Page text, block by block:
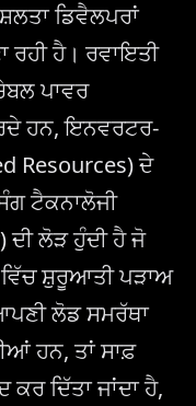
ਡਿਵੈਲਪਰਾਂ
ਹੈ। ਰਵਾਇਤੀ
ਪਾਵਰ
ਹਨ, ਇਨਵਰਟਰ-
Resources) ਦੇ
ਟੈਕਨਾਲੋਜੀ
ਦੀ ਲੋੜ ਹੁੰਦੀ ਹੈ ਜੋ
ਸ਼ੁਰੂਆਤੀ ਪੜਾਅ
ਲੋਡ ਸਮਰੱਥਾ
ਹਨ, ਤਾਂ ਸਾਫ਼
ਦਿੱਤਾ ਜਾਂਦਾ ਹੈ,